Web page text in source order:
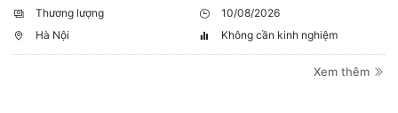
Thương lượng
10/08/2026
Hà Nội
Không cần kinh nghiệm
Xem thêm